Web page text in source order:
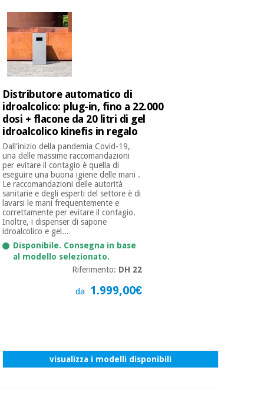
Distributore automatico di
idroalcolico: plug-in, fino a 22.000
dosi + flacone da 20 litri di gel
idroalcolico kinefis in regalo
Dall'inizio della pandemia Covid-19,
una delle massime raccomandazioni
per evitare il contagio è quella di
eseguire una buona igiene delle mani .
Le raccomandazioni delle autorità
sanitarie e degli esperti del settore è di
lavarsi le mani frequentemente e
correttamente per evitare il contagio.
Inoltre, i dispenser di sapone
idroalcolico e gel...
Disponibile. Consegna in base
al modello selezionato.
Riferimento: DH 22
da 1.999,00€
visualizza i modelli disponibili